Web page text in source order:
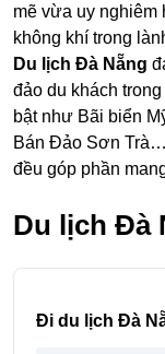
mẽ vừa uy nghiêm
không khí trong
Du lịch Đà Nẵng
đảo du khách
bật như Bãi biển
Bán Đảo Sơn
đều góp phần
Du lịch Đà
Đi du lịch Đà